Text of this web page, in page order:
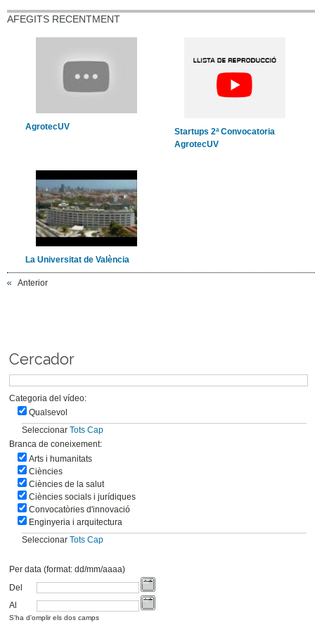
AFEGITS RECENTMENT
AgrotecUV
Startups 2ª Convocatoria
AgrotecUV
La Universitat de València
Anterior
Cercador
Categoria del vídeo:
Qualsevol
SeleccionarTots Cap
Branca de coneixement:
Arts i humanitats
Ciències
Ciències de la salut
Ciències socials i jurídiques
Convocatòries d'innovació
Enginyeria i arquitectura
SeleccionarTots Cap
Per data (format: dd/mm/aaaa)
Del
Al
S'ha d'omplir els dos camps